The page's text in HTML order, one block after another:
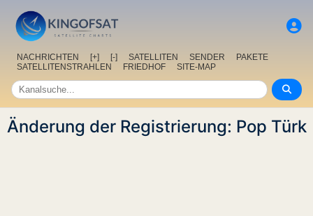
NACHRICHTEN [+] [-] SATELLITEN SENDER
PAKETE
SATELLITENSTRAHLEN
FRIEDHOF SITE-MAP
Änderung der Registrierung: Pop Türk